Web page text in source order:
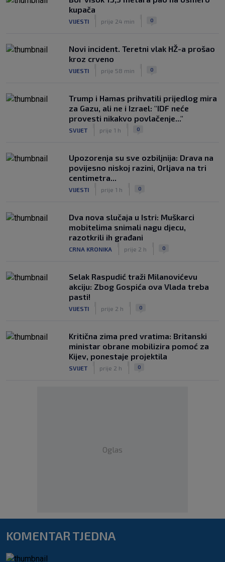
kupača
VIJESTI prije 24 min 0
Novi incident. Teretni vlak HŽ-a prošao
kroz crveno
VIJESTI prije 58 min 0
Trump i Hamas prihvatili prijedlog mira
za Gazu, ali ne i Izrael: "IDF neće
provesti nikakvo povlačenje..."
SVIJET prije 1 h 0
Upozorenja su sve ozbiljnija: Drava na
povijesno niskoj razini, Orljava na tri
centimetra...
VIJESTI prije 1 h 0
Dva nova slučaja u Istri: Muškarci
mobitelima snimali nagu djecu,
razotkrili ih građani
CRNA KRONIKA prije 2 h 0
Selak Raspudić traži Milanovićevu
akciju: Zbog Gospića ova Vlada treba
pasti!
VIJESTI prije 2 h 0
Kritična zima pred vratima: Britanski
ministar obrane mobilizira pomoć za
Kijev, ponestaje projektila
SVIJET prije 2 h 0
Oglas
KOMENTAR TJEDNA